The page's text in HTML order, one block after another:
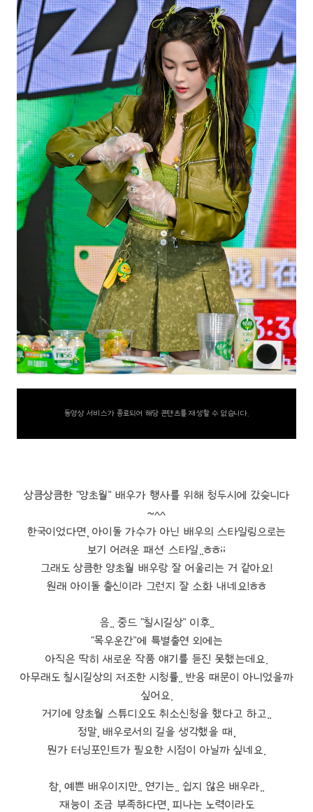
동영상 서비스가 종료되어 해당 콘텐츠를 재생할 수 없습니다.
상큼상큼한 “양초월” 배우가 행사를 위해 청두시에 갔슺니다
~^^
한국이었다면, 아이돌 가수가 아닌 배우의 스타일링으로는
보기 어려운 패션 스타일..ㅎㅎ;;
그래도 상큼한 양초월 배우랑 잘 어울리는 거 같아요!
원래 아이돌 출신이라 그런지 잘 소화 내네요!ㅎㅎ
음.. 중드 “칠시길상” 이후..
“목우운간”에 특별출연 외에는
아직은 딱히 새로운 작품 얘기를 듣진 못했는데요.
아무래도 칠시길상의 저조한 시청률.. 반응 때문이 아니었을까
싶어요.
거기에 양초월 스튜디오도 취소신청을 했다고 하고..
정말, 배우로서의 길을 생각했을 때,
뭔가 터닝포인트가 필요한 시점이 아닐까 싶네요.
참, 예쁜 배우이지만.. 연기는.. 쉽지 않은 배우라..
재능이 조금 부족하다면, 피나는 노력이라도